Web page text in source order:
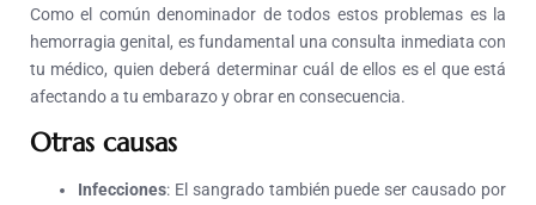
Como el común denominador de todos estos problemas es la
hemorragia genital, es fundamental una consulta inmediata con
tu médico, quien deberá determinar cuál de ellos es el que está
afectando a tu embarazo y obrar en consecuencia.
Otras causas
Infecciones: El sangrado también puede ser causado por